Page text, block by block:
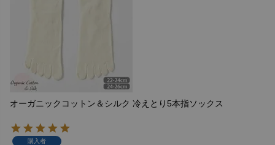
オーガニックコットン＆シルク 冷えとり5本指ソックス
購入者